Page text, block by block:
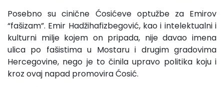
Posebno su cinične Ćosićeve optužbe za Emirov
“fašizam”. Emir Hadžihafizbegović, kao i intelektualni i
kulturni milje kojem on pripada, nije davao imena
ulica po fašistima u Mostaru i drugim gradovima
Hercegovine, nego je to činila upravo politika koju i
kroz ovaj napad promovira Ćosić.